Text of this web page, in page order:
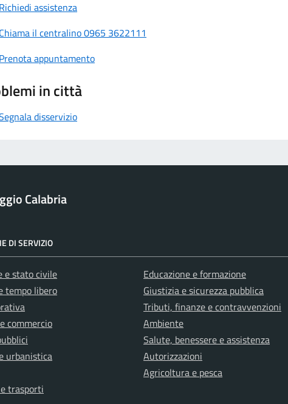
Richiedi assistenza
Chiama il centralino 0965 3622111
Prenota appuntamento
in città
disservizio
Calabria
DI SERVIZIO
e stato civile
tempo libero
commercio
urbanistica
trasporti
Educazione e formazione
Giustizia e sicurezza pubblica
Tributi, finanze e contravvenzioni
Ambiente
Salute, benessere e assistenza
Autorizzazioni
Agricoltura e pesca